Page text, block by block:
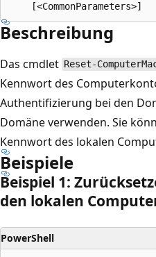
Beschreibung
Das cmdlet Reset-
Kennwort des
Authentifizierung bei den
Domäne verwenden. Sie
Kennwort des lokalen
Beispiele
Beispiel 1:
den lokalen
PowerShell